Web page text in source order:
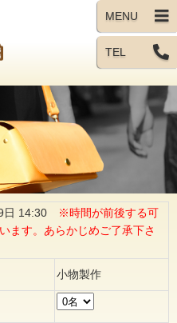
TEL
日 14:30
※時間が前後する可
ます。あらかじめご了承下さ
小物製作